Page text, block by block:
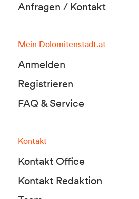
Anfragen / Kontakt
Mein Dolomitenstadt.at
Anmelden
Registrieren
FAQ & Service
Kontakt
Kontakt Office
Kontakt Redaktion